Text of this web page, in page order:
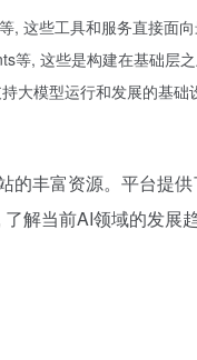
, 这些工具和服务直接面
等, 这些是构建在基础层
大模型运行和发展的基础
丰富资源。平台提
解当前AI领域的发展